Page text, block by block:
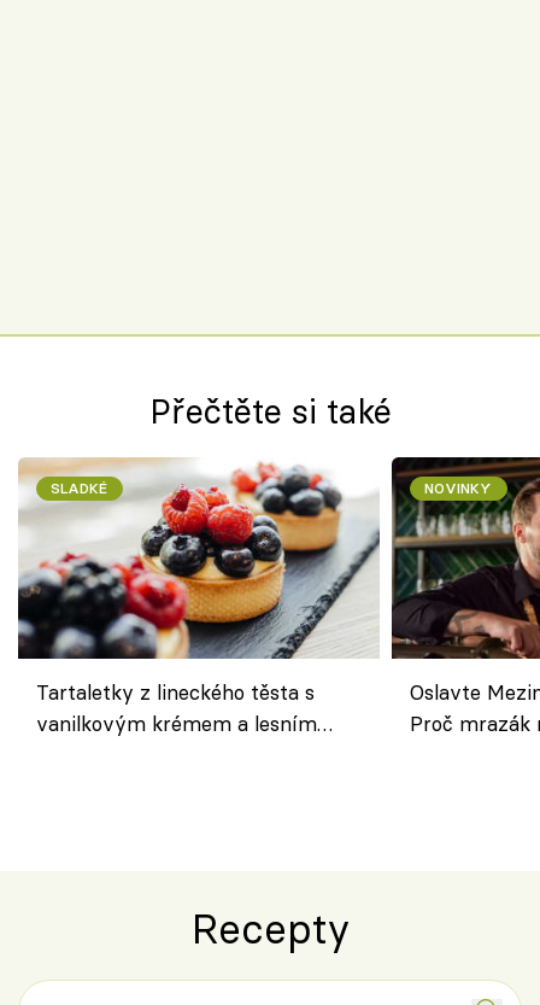
Přečtěte si také
SLADKÉ
Tartaletky z lineckého těsta s
vanilkovým krémem a lesním
NOVINKY
Oslavte
Proč
Recepty